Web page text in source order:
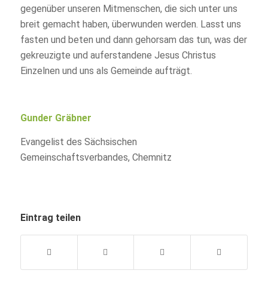
gegenüber unseren Mitmenschen, die sich unter uns
breit gemacht haben, überwunden werden. Lasst uns
fasten und beten und dann gehorsam das tun, was der
gekreuzigte und auferstandene Jesus Christus
Einzelnen und uns als Gemeinde aufträgt.
Gunder Gräbner
Evangelist des Sächsischen
Gemeinschaftsverbandes, Chemnitz
Eintrag teilen